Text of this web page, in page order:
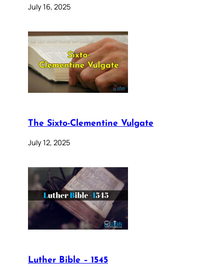
July 16, 2025
The Sixto-Clementine Vulgate
July 12, 2025
Luther Bible – 1545